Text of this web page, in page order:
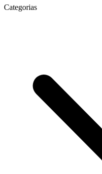
Categorias